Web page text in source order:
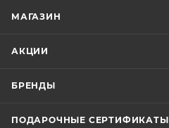
МАГАЗИН
АКЦИИ
БРЕНДЫ
ПОДАРОЧНЫЕ СЕРТИФИКАТЫ